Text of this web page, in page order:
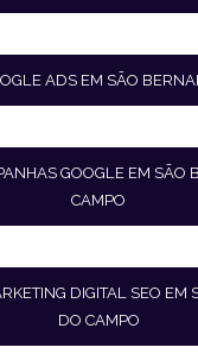
ADS EM SÃO
GOOGLE EM SÃO
CAMPO
DIGITAL SEO EM
DO CAMPO